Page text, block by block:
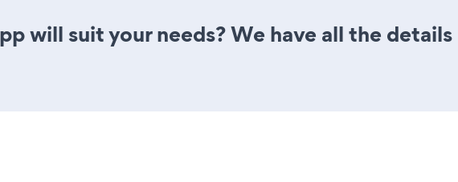
will suit your needs? We have all the details